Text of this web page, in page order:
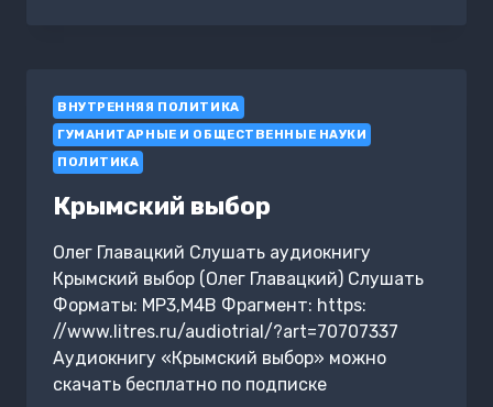
ВОСТОЧНОЙ
ЕВРОПЕ
ВНУТРЕННЯЯ ПОЛИТИКА
ГУМАНИТАРНЫЕ И ОБЩЕСТВЕННЫЕ НАУКИ
ПОЛИТИКА
Крымский выбор
Олег Главацкий Слушать аудиокнигу
Крымский выбор (Олег Главацкий) Слушать
Форматы: MP3,M4B Фрагмент: https:
//www.litres.ru/audiotrial/?art=70707337
Аудиокнигу «Крымский выбор» можно
скачать бесплатно по подписке